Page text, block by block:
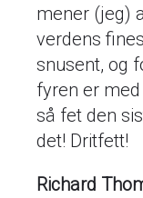
mener (jeg)
verdens
snusent, og
fyren er
så fet den
det! Dritfett!
Richard